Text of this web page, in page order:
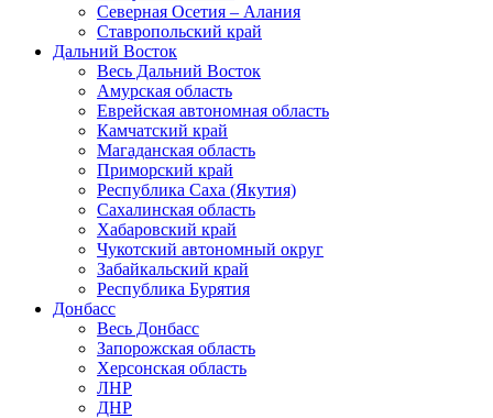
Северная Осетия – Алания
Ставропольский край
Дальний Восток
Весь Дальний Восток
Амурская область
Еврейская автономная область
Камчатский край
Магаданская область
Приморский край
Республика Саха (Якутия)
Сахалинская область
Хабаровский край
Чукотский автономный округ
Забайкальский край
Республика Бурятия
Донбасс
Весь Донбасс
Запорожская область
Херсонская область
ЛНР
ДНР